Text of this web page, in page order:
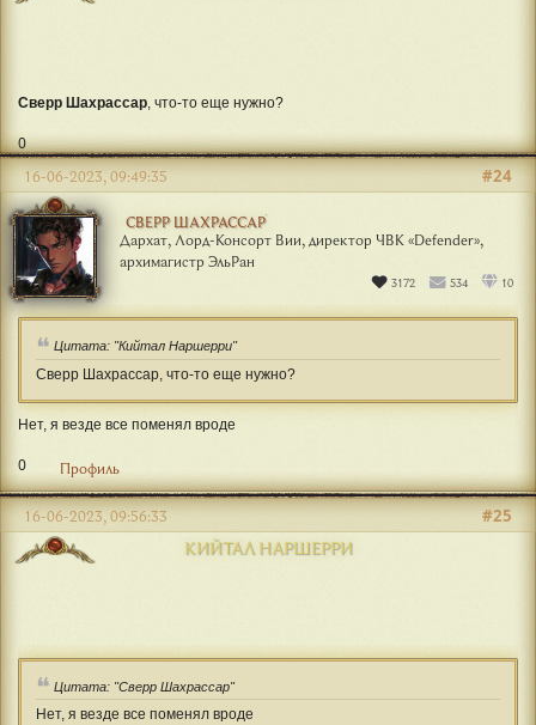
Сверр Шахрассар , что-то еще нужно?
0
СВЕРР ШАХРАССАР
Дархат, Лорд-Консорт Вии, директор ЧВК «Defender»,
архимагистр ЭльРан
3172 534 10
#24
16-06-2023, 09:49:35
Цитата: "Кийтал Наршерри"
Сверр Шахрассар, что-то еще нужно?
Нет, я везде все поменял вроде
0 Профиль
КИЙТАЛ НАРШЕРРИ
#25
16-06-2023, 09:56:33
Цитата: "Сверр Шахрассар"
Нет, я везде все поменял вроде